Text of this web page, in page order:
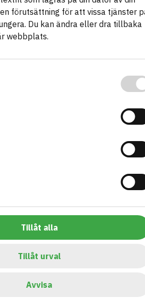
förutsättning för att vissa tjänster
Du kan ändra eller dra tillbaka
webbplats.
Tillåt alla
Tillåt urval
Avvisa
Information ej lämnad
Information ej lämnad
bryggor
Information finns
Information ej lämnad
Information ej lämnad